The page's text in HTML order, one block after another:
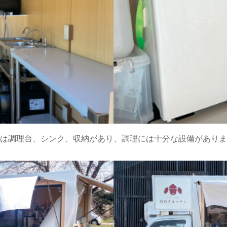
調理台、シンク、収納があり、調理には十分な設備があり